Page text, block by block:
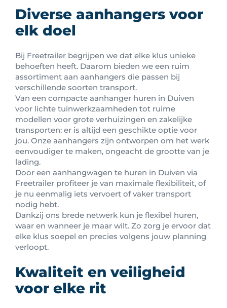
Diverse aanhangers voor
elk doel
Bij Freetrailer begrijpen we dat elke klus unieke
behoeften heeft. Daarom bieden we een ruim
assortiment aan aanhangers die passen bij
verschillende soorten transport.
Van een compacte aanhanger huren in Duiven
voor lichte tuinwerkzaamheden tot ruime
modellen voor grote verhuizingen en zakelijke
transporten: er is altijd een geschikte optie voor
jou. Onze aanhangers zijn ontworpen om het werk
eenvoudiger te maken, ongeacht de grootte van je
lading.
Door een aanhangwagen te huren in Duiven via
Freetrailer profiteer je van maximale flexibiliteit, of
je nu eenmalig iets vervoert of vaker transport
nodig hebt.
Dankzij ons brede netwerk kun je flexibel huren,
waar en wanneer je maar wilt. Zo zorg je ervoor dat
elke klus soepel en precies volgens jouw planning
verloopt.
Kwaliteit en veiligheid
voor elke rit